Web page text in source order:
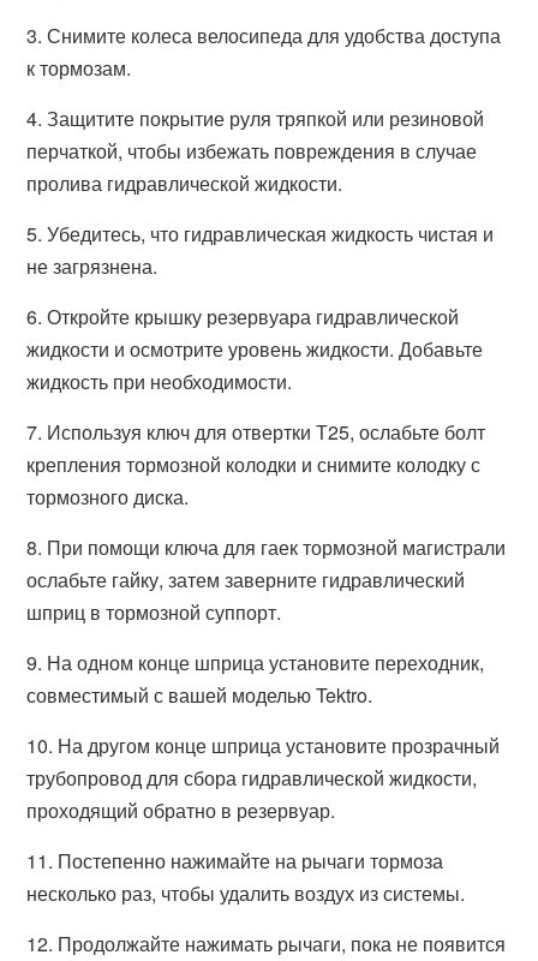
3. Снимите колеса велосипеда для удобства доступа
к тормозам.
4. Защитите покрытие руля тряпкой или резиновой
перчаткой, чтобы избежать повреждения в случае
пролива гидравлической жидкости.
5. Убедитесь, что гидравлическая жидкость чистая и
не загрязнена.
6. Откройте крышку резервуара гидравлической
жидкости и осмотрите уровень жидкости. Добавьте
жидкость при необходимости.
7. Используя ключ для отвертки Т25, ослабьте болт
крепления тормозной колодки и снимите колодку с
тормозного диска.
8. При помощи ключа для гаек тормозной магистрали
ослабьте гайку, затем заверните гидравлический
шприц в тормозной суппорт.
9. На одном конце шприца установите переходник,
совместимый с вашей моделью Tektro.
10. На другом конце шприца установите прозрачный
трубопровод для сбора гидравлической жидкости,
проходящий обратно в резервуар.
11. Постепенно нажимайте на рычаги тормоза
несколько раз, чтобы удалить воздух из системы.
12. Продолжайте нажимать рычаги, пока не появится